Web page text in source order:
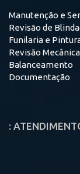
Manutenção e
Revisão de
Funilaria e
Revisão Mecânica
Balanceamento
Documentação
: